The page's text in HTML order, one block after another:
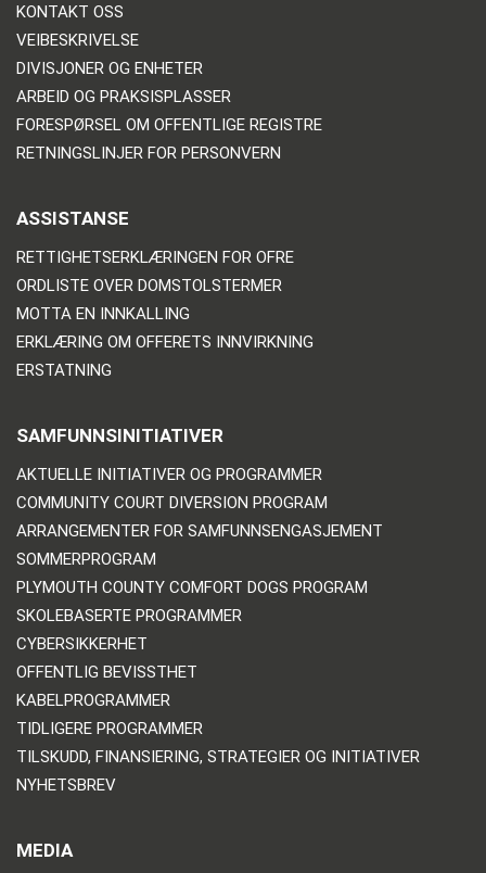
KONTAKT OSS
VEIBESKRIVELSE
DIVISJONER OG ENHETER
ARBEID OG PRAKSISPLASSER
FORESPØRSEL OM OFFENTLIGE REGISTRE
RETNINGSLINJER FOR PERSONVERN
ASSISTANSE
RETTIGHETSERKLÆRINGEN FOR OFRE
ORDLISTE OVER DOMSTOLSTERMER
MOTTA EN INNKALLING
ERKLÆRING OM OFFERETS INNVIRKNING
ERSTATNING
SAMFUNNSINITIATIVER
AKTUELLE INITIATIVER OG PROGRAMMER
COMMUNITY COURT DIVERSION PROGRAM
ARRANGEMENTER FOR SAMFUNNSENGASJEMENT
SOMMERPROGRAM
PLYMOUTH COUNTY COMFORT DOGS PROGRAM
SKOLEBASERTE PROGRAMMER
CYBERSIKKERHET
OFFENTLIG BEVISSTHET
KABELPROGRAMMER
TIDLIGERE PROGRAMMER
TILSKUDD, FINANSIERING, STRATEGIER OG INITIATIVER
NYHETSBREV
MEDIA